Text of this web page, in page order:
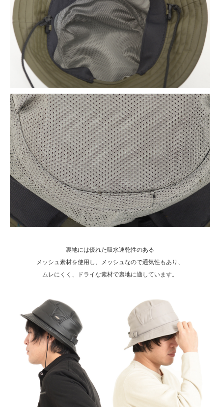
裏地には優れた吸水速乾性のある
メッシュ素材を使用し、メッシュなので通気性もあり、
ムレにくく、ドライな素材で裏地に適しています。